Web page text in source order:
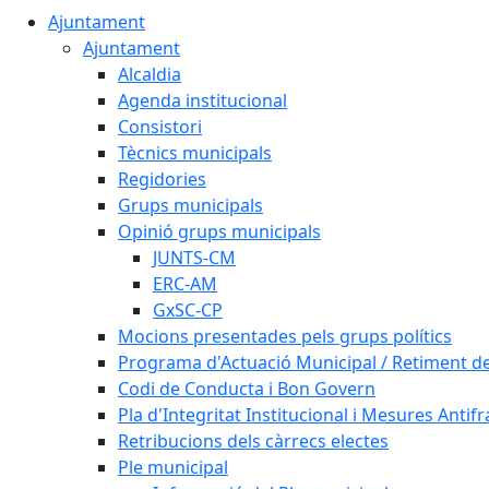
Ajuntament
Ajuntament
Alcaldia
Agenda institucional
Consistori
Tècnics municipals
Regidories
Grups municipals
Opinió grups municipals
JUNTS-CM
ERC-AM
GxSC-CP
Mocions presentades pels grups polítics
Programa d'Actuació Municipal / Retiment
Codi de Conducta i Bon Govern
Pla d'Integritat Institucional i Mesures
Retribucions dels càrrecs electes
Ple municipal